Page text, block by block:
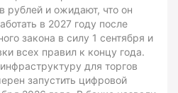
рублей и ожидают, что он
в 2027 году после
закона в силу 1 сентября и
всех правил к концу года.
для торгов
запустить цифровой